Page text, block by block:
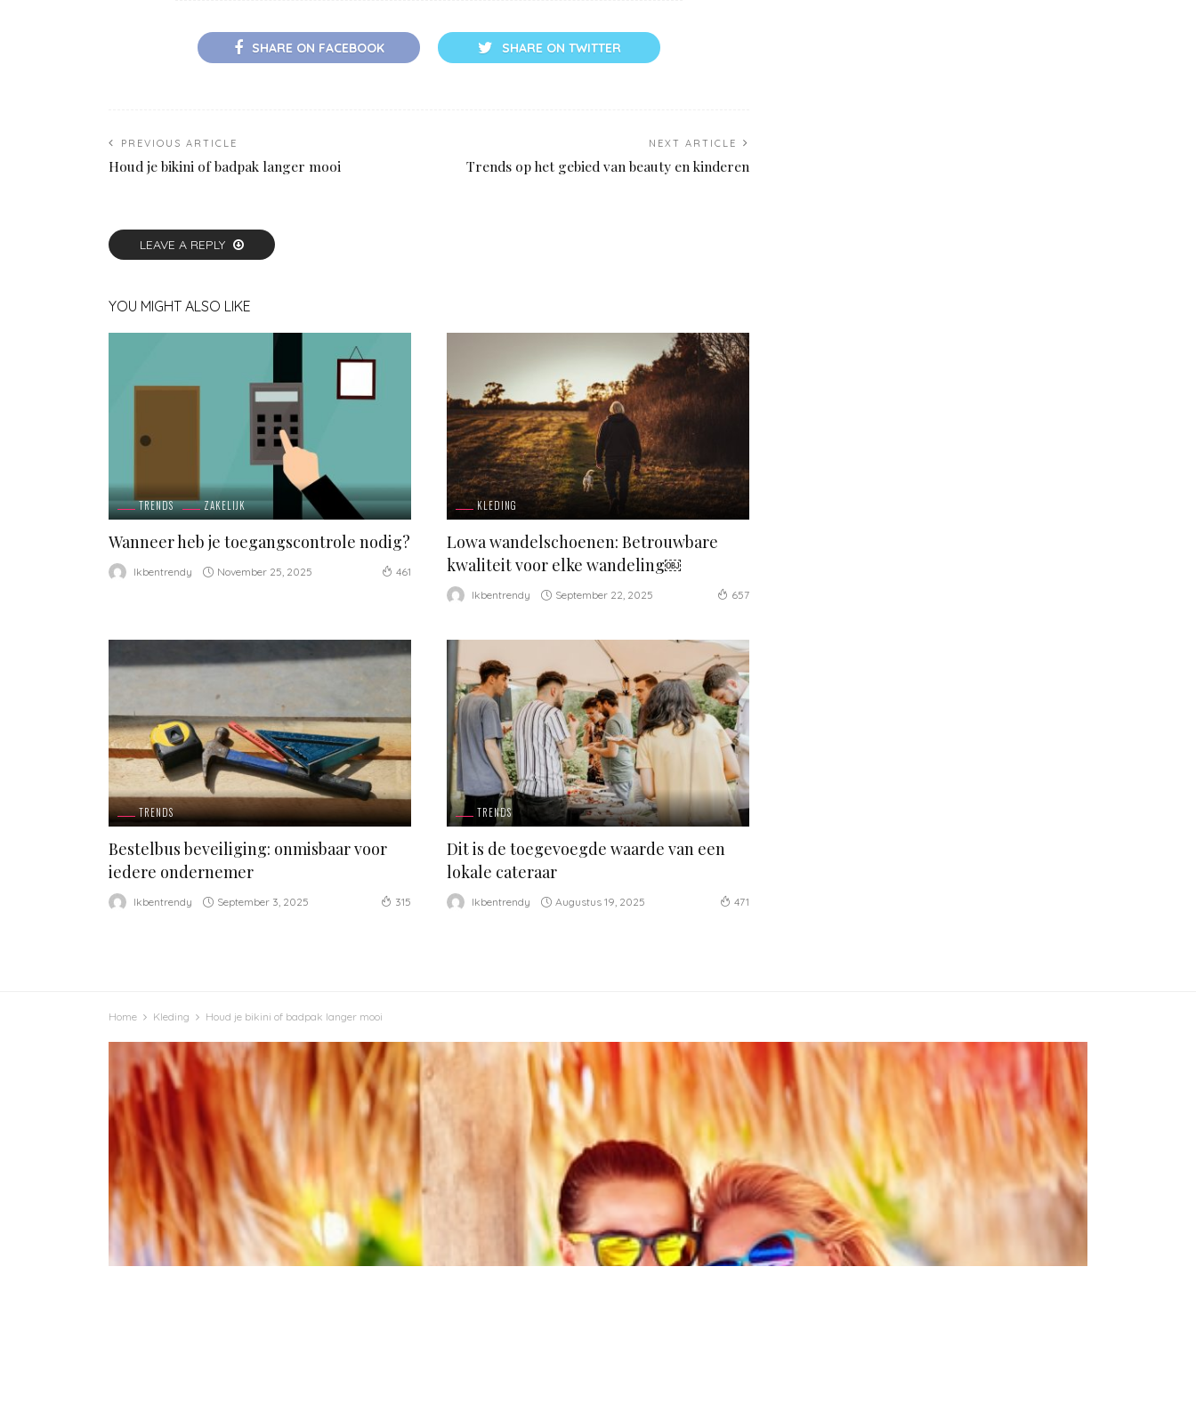
SHARE ON FACEBOOK SHARE ON TWITTER
PREVIOUS ARTICLE
Houd je bikini of badpak langer mooi
NEXT ARTICLE
Trends op het gebied van beauty en kinderen
LEAVE A REPLY
YOU MIGHT ALSO LIKE
TRENDS ZAKELIJK
Wanneer heb je toegangscontrole nodig?
Ikbentrendy November 25, 2025 461
KLEDING
Lowa wandelschoenen: Betrouwbare
kwaliteit voor elke wandeling￼
Ikbentrendy September 22, 2025 657
TRENDS
Bestelbus beveiliging: onmisbaar voor
iedere ondernemer
Ikbentrendy September 3, 2025 315
TRENDS
Dit is de toegevoegde waarde van een
lokale cateraar
Ikbentrendy Augustus 19, 2025 471
Home Kleding Houd je bikini of badpak langer mooi